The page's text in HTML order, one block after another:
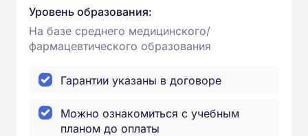
Уровень образования:
На базе среднего медицинского/
фармацевтического образования
Гарантии указаны в договоре
Можно ознакомиться с учебным
планом до оплаты